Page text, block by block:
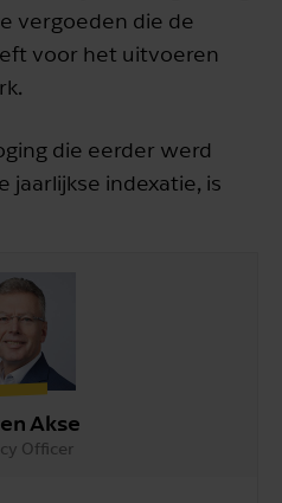
vergoeden die de
voor het uitvoeren
die eerder werd
jaarlijkse indexatie, is
Akse
Officer